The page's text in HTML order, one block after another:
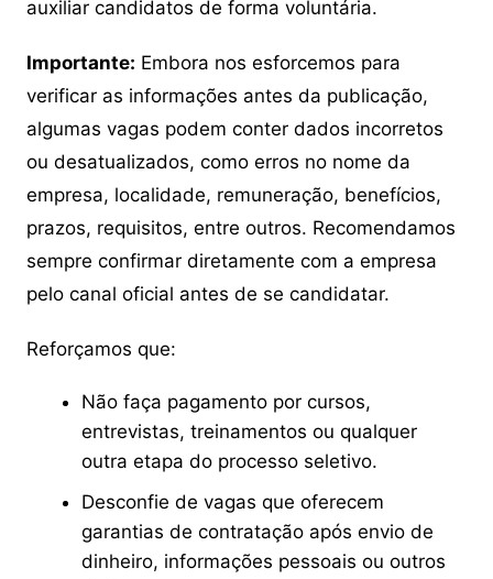
auxiliar candidatos de forma voluntária.
Importante: Embora nos esforcemos para
verificar as informações antes da publicação,
algumas vagas podem conter dados incorretos
ou desatualizados, como erros no nome da
empresa, localidade, remuneração, benefícios,
prazos, requisitos, entre outros. Recomendamos
sempre confirmar diretamente com a empresa
pelo canal oficial antes de se candidatar.
Reforçamos que:
Não faça pagamento por cursos,
entrevistas, treinamentos ou qualquer
outra etapa do processo seletivo.
Desconfie de vagas que oferecem
garantias de contratação após envio de
dinheiro, informações pessoais ou outros